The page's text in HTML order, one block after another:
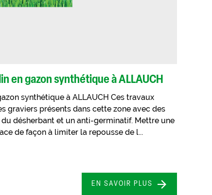
en gazon synthétique à ALLAUCH
synthétique à ALLAUCH Ces travaux
graviers présents dans cette zone avec des
désherbant et un anti-germinatif. Mettre une
de façon à limiter la repousse de l...
EN SAVOIR PLUS